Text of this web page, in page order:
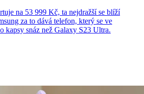
na 53 999 Kč, ta nejdražší se blíží
za to dává telefon, který se ve
kapsy snáz než Galaxy S23 Ultra.